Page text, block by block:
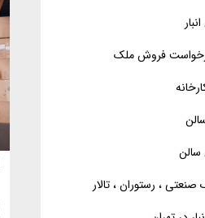
فروش ملک
صنعتی ، رستوران ، تالار